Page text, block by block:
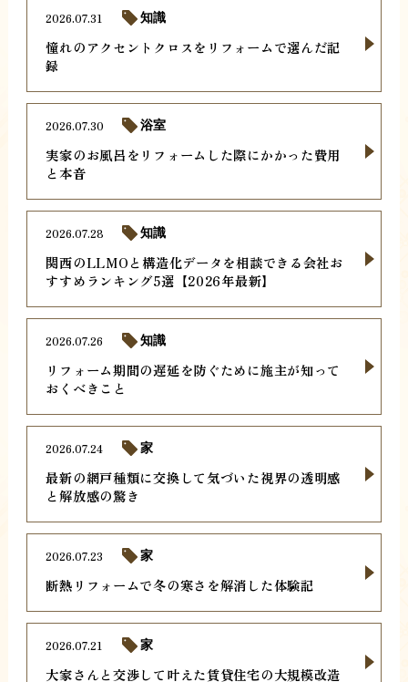
憧れのアクセントクロスをリフォームで選んだ記
録
2026.07.31 知識
実家のお風呂をリフォームした際にかかった費用
と本音
2026.07.30 浴室
関西のLLMOと構造化データを相談できる会社お
すすめランキング5選【2026年最新】
2026.07.28 知識
リフォーム期間の遅延を防ぐために施主が知って
おくべきこと
2026.07.26 知識
最新の網戸種類に交換して気づいた視界の透明感
と解放感の驚き
2026.07.24 家
断熱リフォームで冬の寒さを解消した体験記
2026.07.23 家
大家さんと交渉して叶えた賃貸住宅の大規模改造
2026.07.21 家